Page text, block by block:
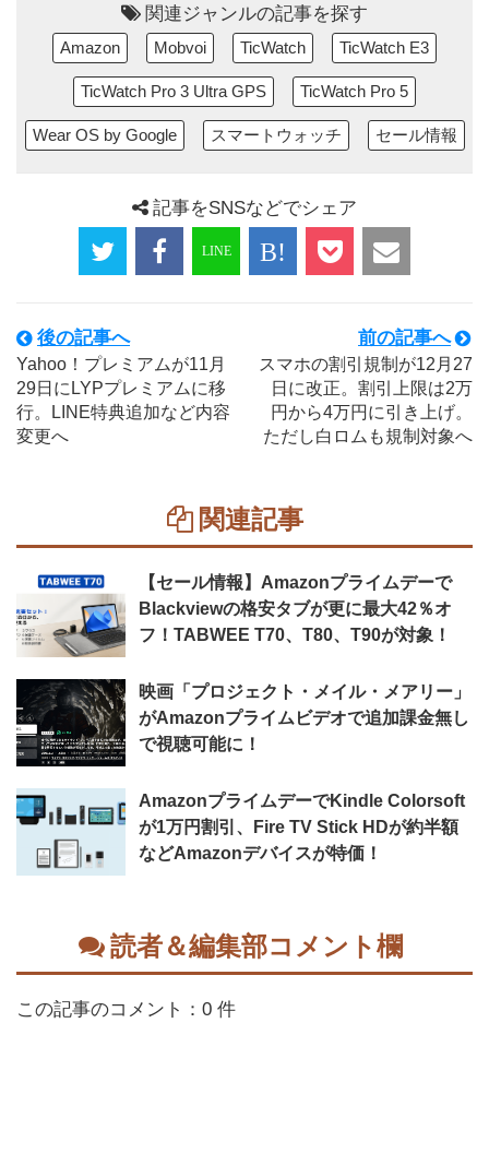
関連ジャンルの記事を探す
Amazon Mobvoi TicWatch TicWatch E3
TicWatch Pro 3 Ultra GPS TicWatch Pro 5
Wear OS by Google スマートウォッチ セール情報
記事をSNSなどでシェア
後の記事へ
Yahoo！プレミアムが11月
29日にLYPプレミアムに移
行。LINE特典追加など内容
変更へ
前の記事へ
スマホの割引規制が12月27
日に改正。割引上限は2万
円から4万円に引き上げ。
ただし白ロムも規制対象へ
関連記事
【セール情報】Amazonプライムデーで
Blackviewの格安タブが更に最大42％オ
フ！TABWEE T70、T80、T90が対象！
映画「プロジェクト・メイル・メアリー」
がAmazonプライムビデオで追加課金無し
で視聴可能に！
AmazonプライムデーでKindle Colorsoft
が1万円割引、Fire TV Stick HDが約半額
などAmazonデバイスが特価！
読者＆編集部コメント欄
この記事のコメント：0 件